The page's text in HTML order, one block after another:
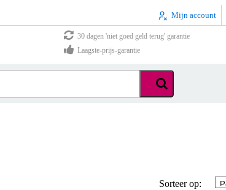
Mijn account
30 dagen 'niet goed geld terug' garantie
Laagste-prijs-garantie
Sorteer op: